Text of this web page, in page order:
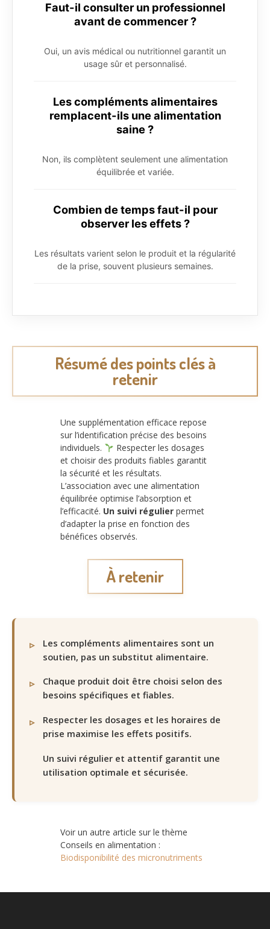
Faut-il consulter un professionnel
avant de commencer ?
Oui, un avis médical ou nutritionnel garantit un
usage sûr et personnalisé.
Les compléments alimentaires
remplacent-ils une alimentation
saine ?
Non, ils complètent seulement une alimentation
équilibrée et variée.
Combien de temps faut-il pour
observer les effets ?
Les résultats varient selon le produit et la régularité
de la prise, souvent plusieurs semaines.
Résumé des points clés à
retenir
Une supplémentation efficace repose
sur l’identification précise des besoins
individuels.
Respecter les dosages
et choisir des produits fiables garantit
la sécurité et les résultats.
L’association avec une alimentation
équilibrée optimise l’absorption et
l’efficacité. Un suivi régulier permet
d’adapter la prise en fonction des
bénéfices observés.
À retenir
Les compléments alimentaires sont un
soutien, pas un substitut alimentaire.
Chaque produit doit être choisi selon des
besoins spécifiques et fiables.
Respecter les dosages et les horaires de
prise maximise les effets positifs.
Un suivi régulier et attentif garantit une
utilisation optimale et sécurisée.
Voir un autre article sur le thème
Conseils en alimentation :
Biodisponibilité des micronutriments